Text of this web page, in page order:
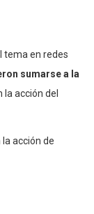
tema en redes
sumarse a la
acción del
acción de